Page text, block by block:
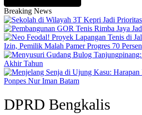
Breaking News
Izin, Pemilik Malah Pamer Progres 70 Persen
Akhir Tahun
Ponpes Nur Iman Batam
DPRD Bengkalis